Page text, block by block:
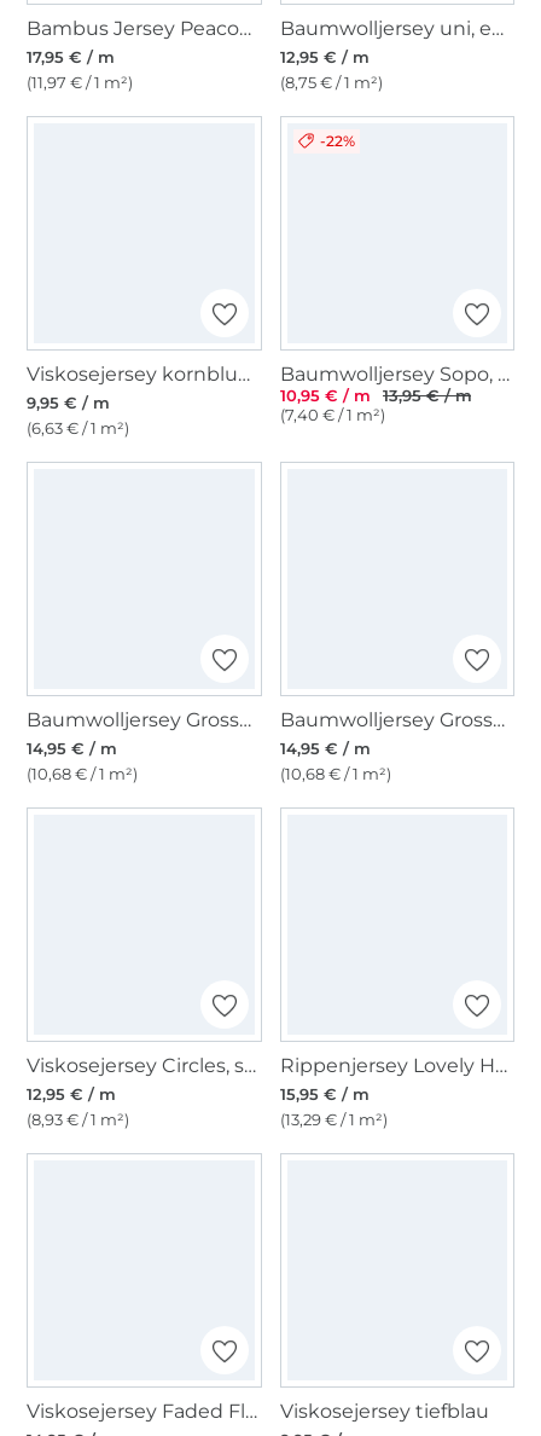
Bambus Jersey Peacock Dream, blassrosé
17,95 € / m
(11,97 € / 1 m²)
Baumwolljersey uni, emaille weiss
12,95 € / m
(8,75 € / 1 m²)
Viskosejersey kornblumenblau
9,95 € / m
(6,63 € / 1 m²)
-22%
Baumwolljersey Sopo, hellgrün
10,95 € / m
13,95 € / m
(7,40 € / 1 m²)
Baumwolljersey Grosse Streifenliebe, rot - weiß
14,95 € / m
(10,68 € / 1 m²)
Baumwolljersey Grosse Streifenliebe, marine - weiß
14,95 € / m
(10,68 € / 1 m²)
Viskosejersey Circles, schwarz
12,95 € / m
(8,93 € / 1 m²)
Rippenjersey Lovely Hearts, malve
15,95 € / m
(13,29 € / 1 m²)
Viskosejersey Faded Flowers, mint Viskosejersey tiefblau